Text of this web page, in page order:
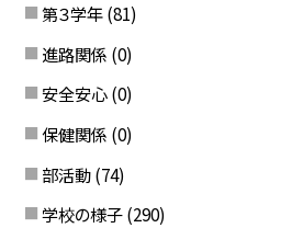
第３学年 (81)
進路関係 (0)
安全安心 (0)
保健関係 (0)
部活動 (74)
学校の様子 (290)